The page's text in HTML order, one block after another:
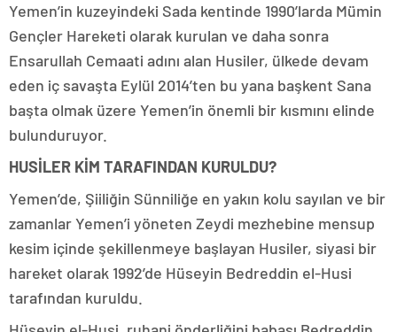
Yemen’in kuzeyindeki Sada kentinde 1990’larda Mümin
Gençler Hareketi olarak kurulan ve daha sonra
Ensarullah Cemaati adını alan Husiler, ülkede devam
eden iç savaşta Eylül 2014’ten bu yana başkent Sana
başta olmak üzere Yemen’in önemli bir kısmını elinde
bulunduruyor.
HUSİLER KİM TARAFINDAN KURULDU?
Yemen’de, Şiiliğin Sünniliğe en yakın kolu sayılan ve bir
zamanlar Yemen’i yöneten Zeydi mezhebine mensup
kesim içinde şekillenmeye başlayan Husiler, siyasi bir
hareket olarak 1992’de Hüseyin Bedreddin el-Husi
tarafından kuruldu.